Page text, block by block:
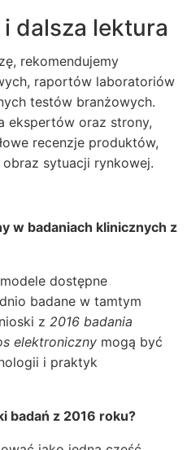
i dalsza lektura
rekomendujemy
raportów laboratoriów
testów branżowych.
ekspertów oraz strony,
recenzje produktów,
sytuacji rynkowej.
w badaniach klinicznych z
dostępne
badane w tamtym
z 2016 badania
elektroniczny mogą być
i praktyk
badań z 2016 roku?